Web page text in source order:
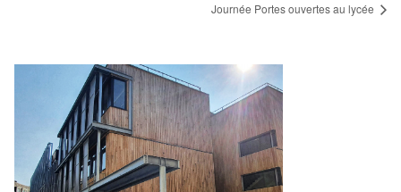
Journée Portes ouvertes au lycée